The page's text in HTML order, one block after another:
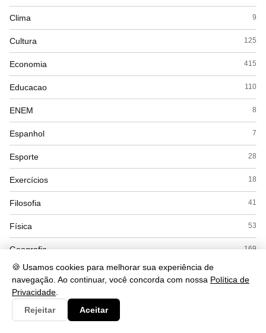
🍪 Usamos cookies para melhorar sua experiência de
navegação. Ao continuar, você concorda com nossa Política de
Privacidade
Rejeitar
Aceitar
Clima 9
Cultura 125
Economia 415
Educacao 110
ENEM 8
Espanhol 7
Esporte 28
Exercícios 18
Filosofia 41
Física 53
Geografia 169
Gramática
História
Inglês